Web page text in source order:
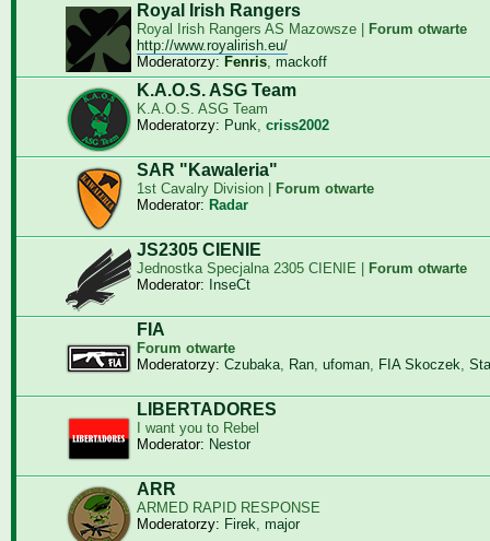
Royal Irish Rangers
Royal Irish Rangers AS Mazowsze |
Forum otwarte
http://www.royalirish.eu/
Moderatorzy: Fenris, mackoff
K.A.O.S. ASG Team
K.A.O.S. ASG Team
Moderatorzy: Punk, criss2002
SAR "Kawaleria"
1st Cavalry Division |
Forum otwarte
Moderator: Radar
JS2305 CIENIE
Jednostka Specjalna 2305 CIENIE |
Forum otwarte
Moderator: InseCt
FIA
Forum otwarte
Moderatorzy: Czubaka, Ran, ufoman, FIA Skoczek,
LIBERTADORES
I want you to Rebel
Moderator: Nestor
ARR
ARMED RAPID RESPONSE
Moderatorzy: Firek, major